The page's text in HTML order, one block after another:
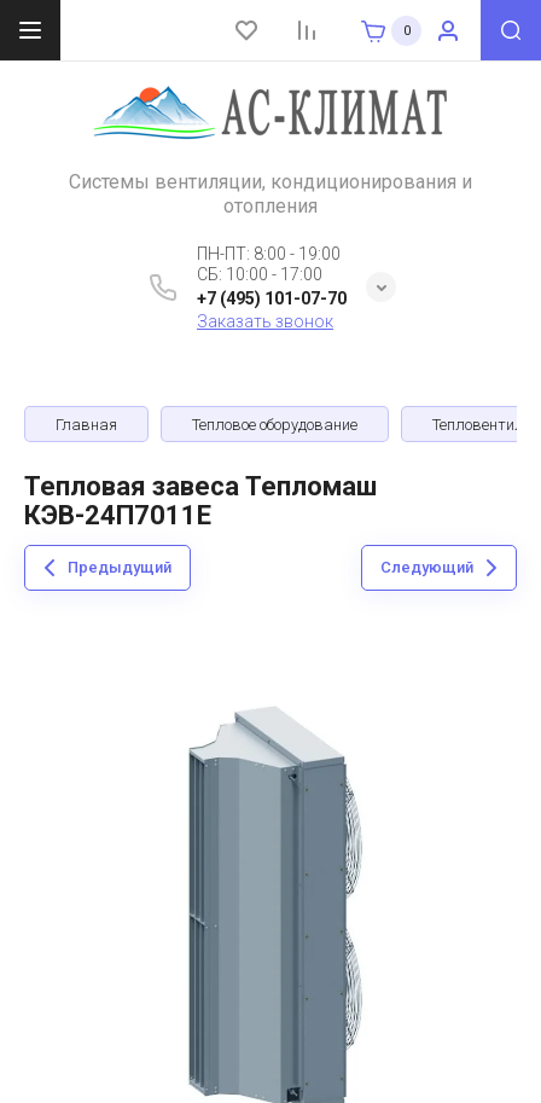
0
Системы вентиляции, кондиционирования и
отопления
ПН-ПТ: 8:00 - 19:00
СБ: 10:00 - 17:00
+7 (495) 101-07-70
Заказать звонок
Главная Тепловое оборудование
Тепловая завеса Тепломаш
КЭВ-24П7011E
Предыдущий Следующий